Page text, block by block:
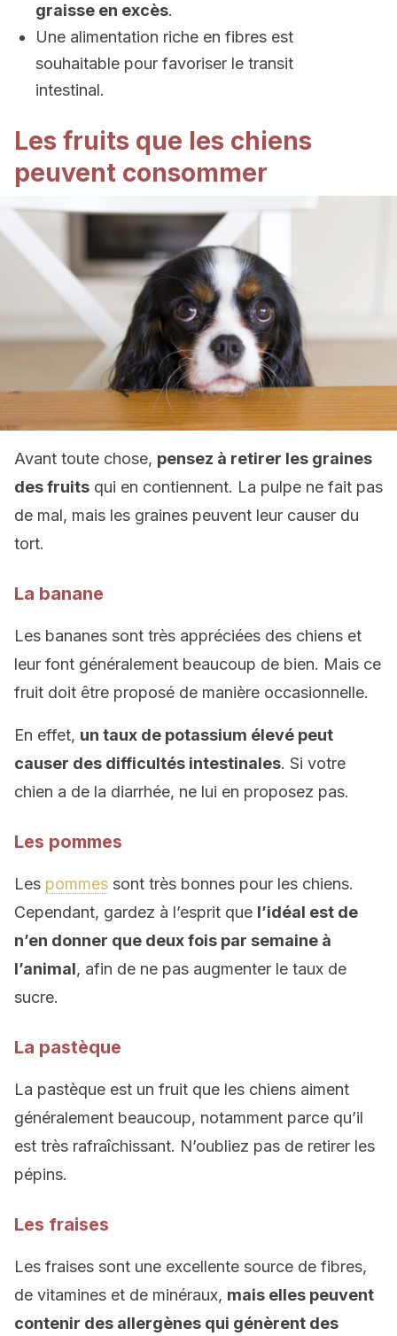
graisse en excès.
Une alimentation riche en fibres est
souhaitable pour favoriser le transit
intestinal.
Les fruits que les chiens
peuvent consommer
Avant toute chose, pensez à retirer les graines
des fruits qui en contiennent. La pulpe ne fait pas
de mal, mais les graines peuvent leur causer du
tort.
La banane
Les bananes sont très appréciées des chiens et
leur font généralement beaucoup de bien. Mais ce
fruit doit être proposé de manière occasionnelle.
En effet, un taux de potassium élevé peut
causer des difficultés intestinales. Si votre
chien a de la diarrhée, ne lui en proposez pas.
Les pommes
Les pommes sont très bonnes pour les chiens.
Cependant, gardez à l’esprit que l’idéal est de
n’en donner que deux fois par semaine à
l’animal, afin de ne pas augmenter le taux de
sucre.
La pastèque
La pastèque est un fruit que les chiens aiment
généralement beaucoup, notamment parce qu’il
est très rafraîchissant. N’oubliez pas de retirer les
pépins.
Les fraises
Les fraises sont une excellente source de fibres,
de vitamines et de minéraux, mais elles peuvent
contenir des allergènes qui génèrent des